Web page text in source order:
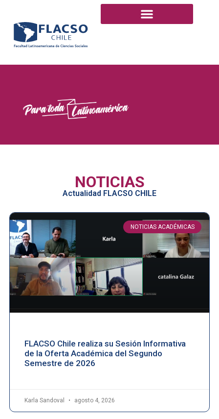
NOTICIAS
Actualidad FLACSO CHILE
NOTICIAS ACADÉMICAS
FLACSO Chile realiza su Sesión Informativa
de la Oferta Académica del Segundo
Semestre de 2026
Karla Sandoval agosto 4, 2026